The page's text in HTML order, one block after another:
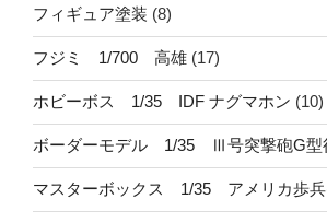
フィギュア塗装 (8)
フジミ 1/700 高雄 (17)
ホビーボス 1/35 IDF ナグマホン (10)
ボーダーモデル 1/35 Ⅲ号突撃砲G型
マスターボックス 1/35 アメリカ歩兵